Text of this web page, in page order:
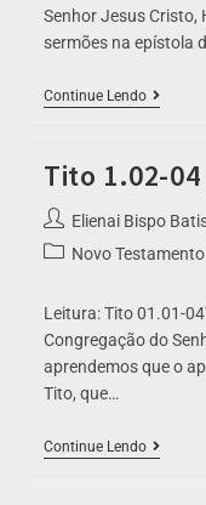
Senhor Jesus Cristo,
sermões na epístola
Continue Lendo
Tito 1.02-04
Elienai Bispo
Novo Testamento
Leitura: Tito 01.01-
Congregação do
aprendemos que o
Tito, que…
Continue Lendo